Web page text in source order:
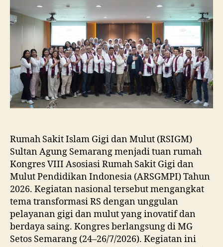
Pelayanan
Gigi
Mulut
melalui
Kongres
Nasional
Rumah Sakit Islam Gigi dan Mulut (RSIGM)
Sultan Agung Semarang menjadi tuan rumah
Kongres VIII Asosiasi Rumah Sakit Gigi dan
Mulut Pendidikan Indonesia (ARSGMPI) Tahun
2026. Kegiatan nasional tersebut mengangkat
tema transformasi RS dengan unggulan
pelayanan gigi dan mulut yang inovatif dan
berdaya saing. Kongres berlangsung di MG
Setos Semarang (24–26/7/2026). Kegiatan ini